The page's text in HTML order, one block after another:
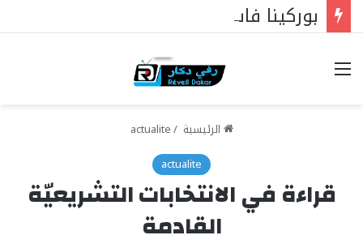
خيارات
الرئيسية /
actualite
actualite
قراءة في الانتخابات التشريعيّة
القادمة